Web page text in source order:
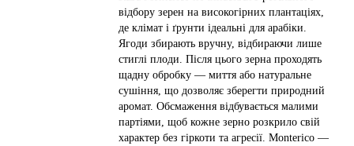
відбору зерен на високогірних плантаціях,
де клімат і ґрунти ідеальні для арабіки.
Ягоди збирають вручну, відбираючи лише
стиглі плоди. Після цього зерна проходять
щадну обробку — миття або натуральне
сушіння, що дозволяє зберегти природний
аромат. Обсмаження відбувається малими
партіями, щоб кожне зерно розкрило свій
характер без гіркоти та агресії. Monterico —